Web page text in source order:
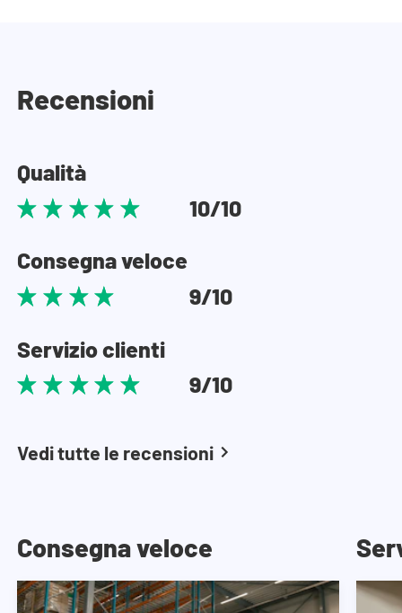
Recensioni
Qualità
10/10
Consegna veloce
9/10
Servizio clienti
9/10
Vedi tutte le recensioni
Consegna veloce